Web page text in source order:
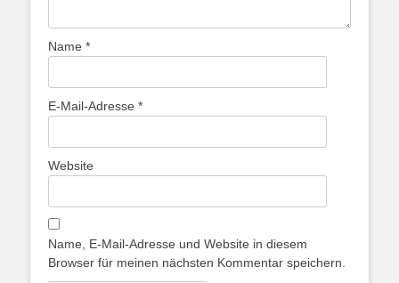
Name *
E-Mail-Adresse *
Website
Name, E-Mail-Adresse und Website in diesem
Browser für meinen nächsten Kommentar speichern.